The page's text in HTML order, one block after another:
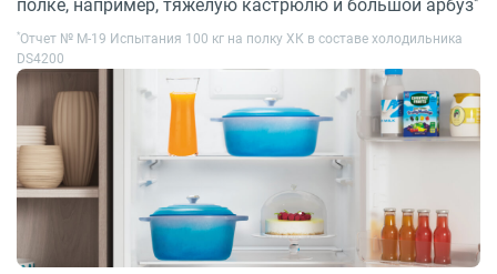
полке, например, тяжелую кастрюлю и большой арбуз
*Отчет № M-19 Испытания 100 кг на полку ХК в составе холодильника
DS4200